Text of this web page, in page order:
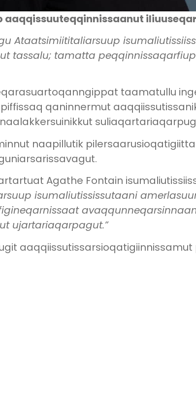
Ataatsimiititaliarsuup
tassalu; tamatta
taamatullu
qaninnermut
naapillutik
Agathe Fontain
isumaliutississutaani
ujartariaqarpagut.”